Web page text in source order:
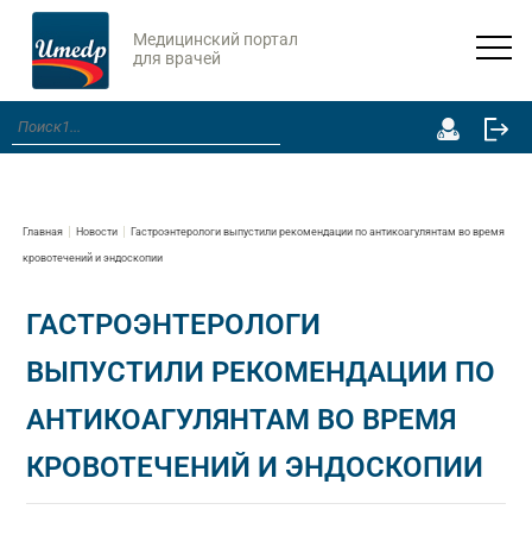
Медицинский портал
для врачей
Главная Новости Гастроэнтерологи выпустили рекомендации по антикоагулянтам во время
кровотечений и эндоскопии
ГАСТРОЭНТЕРОЛОГИ
ВЫПУСТИЛИ РЕКОМЕНДАЦИИ ПО
АНТИКОАГУЛЯНТАМ ВО ВРЕМЯ
КРОВОТЕЧЕНИЙ И ЭНДОСКОПИИ